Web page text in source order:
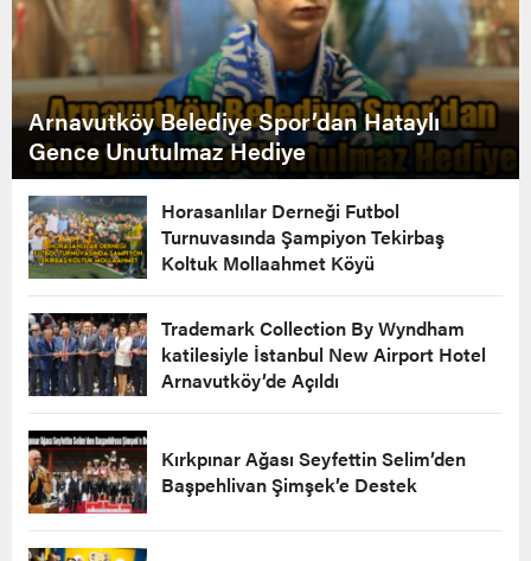
Arnavutköy Belediye Spor’dan Hataylı
Gence Unutulmaz Hediye
Horasanlılar Derneği Futbol
Turnuvasında Şampiyon Tekirbaş
Koltuk Mollaahmet Köyü
Trademark Collection By Wyndham
katilesiyle İstanbul New Airport Hotel
Arnavutköy’de Açıldı
Kırkpınar Ağası Seyfettin Selim’den
Başpehlivan Şimşek’e Destek